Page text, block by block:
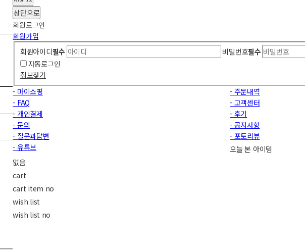
검색
상단으로
회원로그인
회원가입
회원아이디필수 비밀번호필수
자동로그인
정보찾기
- 마이쇼핑
- 주문내역
- FAQ
- 고객센터
- 개인결제
- 후기
- 문의
- 공지사항
- 질문과답변
- 포토리뷰
- 유튜브
오늘 본 아이템
없음
cart
cart item no
wish list
wish list no